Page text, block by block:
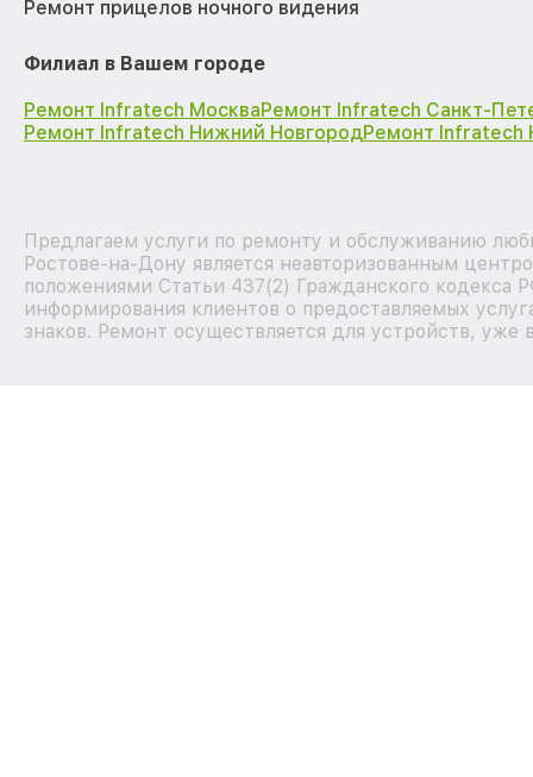
Ремонт прицелов ночного видения
Филиал в Вашем городе
Ремонт Infratech МоскваРемонт Infratech Санкт-
Ремонт Infratech Нижний НовгородРемонт Infratech
Предлагаем услуги по ремонту и обслуживанию
Ростове-на-Дону является неавторизованным
положениями Статьи 437(2) Гражданского кодекса
информирования клиентов о предоставляемых
знаков. Ремонт осуществляется для устройств,